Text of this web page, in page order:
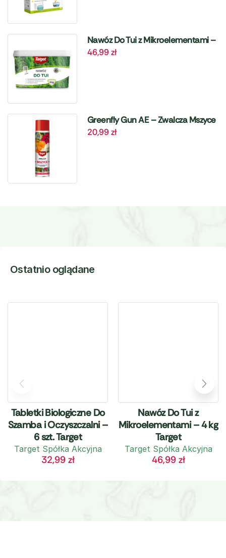
Nawóz Do Tui z Mikroelementami –
4 kg Target
46,99zł
Greenfly Gun AE – Zwalcza Mszyce
– 405 ml Target
20,99zł
Ostatnio oglądane
Tabletki Biologiczne Do
Szamba i Oczyszczalni –
6 szt. Target
Target Spółka Akcyjna
32,99 zł
Nawóz Do Tui z
Mikroelementami – 4 kg
Target
Target Spółka Akcyjna
46,99 zł